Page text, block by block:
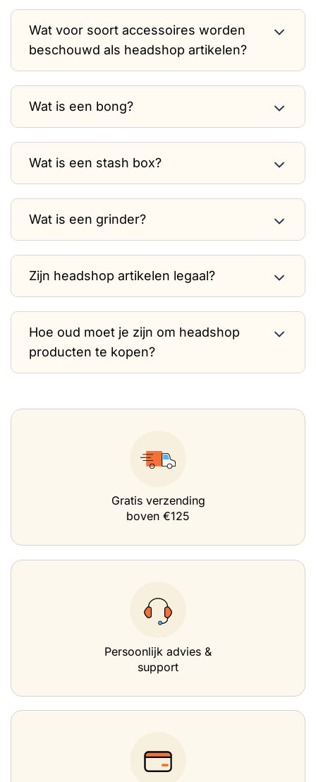
Wat voor soort accessoires worden
beschouwd als headshop artikelen?
Wat is een bong?
Wat is een stash box?
Wat is een grinder?
Zijn headshop artikelen legaal?
Hoe oud moet je zijn om headshop
producten te kopen?
Gratis verzending
boven €125
Persoonlijk advies &
support